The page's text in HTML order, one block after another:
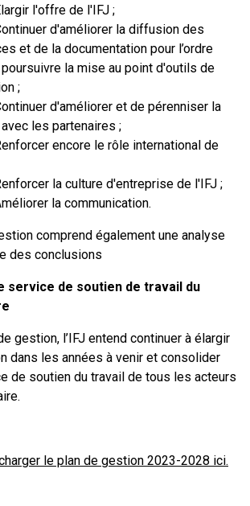
l'offre de l'IFJ ;
d'améliorer la diffusion des
et de la documentation pour l’ordre
la mise au point d'outils de
;
d'améliorer et de pérenniser la
les partenaires ;
encore le rôle international de
la culture d'entreprise de l'IFJ ;
la communication.
comprend également une analyse
des conclusions
service de soutien de travail du
gestion, l’IFJ entend continuer à élargir
dans les années à venir et consolider
de soutien du travail de tous les acteurs
le plan de gestion 2023-2028 ici.